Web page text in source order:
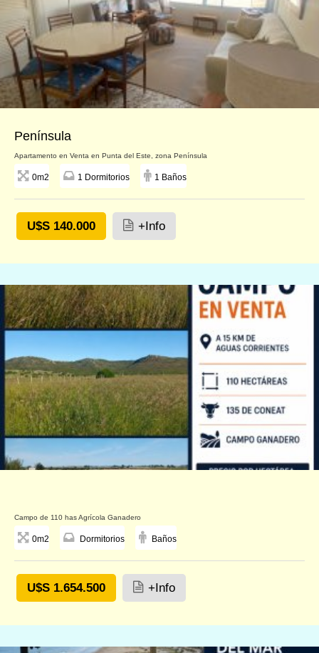
Península
Apartamento en Venta en Punta del Este, zona Península
0m2 1 Dormitorios 1 Baños
U$S 140.000 +Info
Campo de 110 has Agrícola Ganadero
0m2 Dormitorios Baños
U$S 1.654.500 +Info